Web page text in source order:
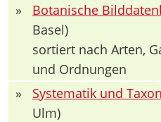
»
Botanische
Basel)
sortiert nach Arten,
und Ordnungen
»
Systematik und
Ulm)